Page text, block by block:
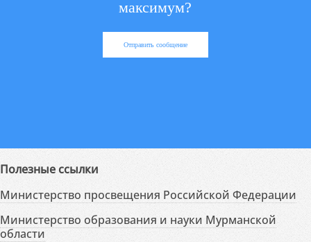
максимум?
Отправить сообщение
Полезные ссылки
Министерство просвещения Российской Федерации
Министерство образования и науки Мурманской
области